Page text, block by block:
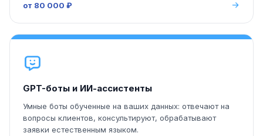
от 80 000 ₽
GPT-боты и ИИ-ассистенты
Умные боты обученные на ваших данных: отвечают на
вопросы клиентов, консультируют, обрабатывают
заявки естественным языком.